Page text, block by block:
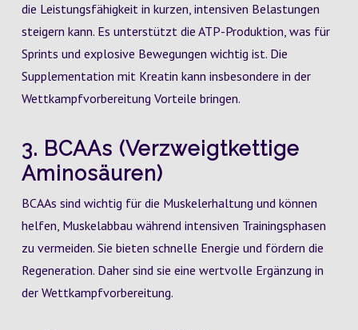
die Leistungsfähigkeit in kurzen, intensiven Belastungen
steigern kann. Es unterstützt die ATP-Produktion, was für
Sprints und explosive Bewegungen wichtig ist. Die
Supplementation mit Kreatin kann insbesondere in der
Wettkampfvorbereitung Vorteile bringen.
3. BCAAs (Verzweigtkettige
Aminosäuren)
BCAAs sind wichtig für die Muskelerhaltung und können
helfen, Muskelabbau während intensiven Trainingsphasen
zu vermeiden. Sie bieten schnelle Energie und fördern die
Regeneration. Daher sind sie eine wertvolle Ergänzung in
der Wettkampfvorbereitung.